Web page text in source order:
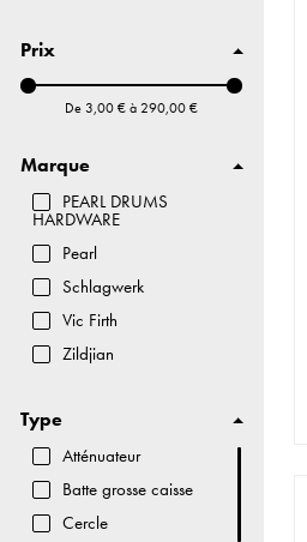
Pad d'entrainement
Prix
De 3,00 € à 290,00 €
Marque
PEARL DRUMS
HARDWARE
Pearl
Schlagwerk
Vic Firth
Zildjian
Type
Atténuateur
Batte grosse caisse
Cercle